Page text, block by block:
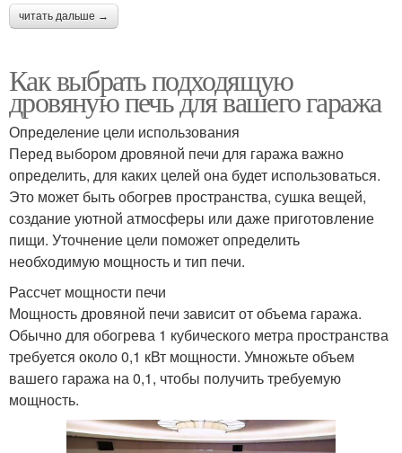
читать дальше →
Как выбрать подходящую
дровяную печь для вашего гаража
Определение цели использования
Перед выбором дровяной печи для гаража важно
определить, для каких целей она будет использоваться.
Это может быть обогрев пространства, сушка вещей,
создание уютной атмосферы или даже приготовление
пищи. Уточнение цели поможет определить
необходимую мощность и тип печи.
Рассчет мощности печи
Мощность дровяной печи зависит от объема гаража.
Обычно для обогрева 1 кубического метра пространства
требуется около 0,1 кВт мощности. Умножьте объем
вашего гаража на 0,1, чтобы получить требуемую
мощность.